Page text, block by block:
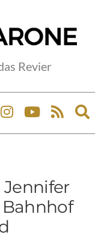
Revier
Jennifer